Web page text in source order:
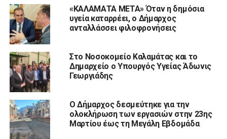
«ΚΑΛΑΜΑΤΑ ΜΕΤΑ» Όταν η δημόσια
υγεία καταρρέει, ο Δήμαρχος
ανταλλάσσει φιλοφρονήσεις
Στο Νοσοκομείο Καλαμάτας και το
Δημαρχείο ο Υπουργός Υγείας Άδωνις
Γεωργιάδης
Ο Δήμαρχος δεσμεύτηκε για την
ολοκλήρωση των εργασιών στην 23ης
Μαρτίου έως τη Μεγάλη Εβδομάδα